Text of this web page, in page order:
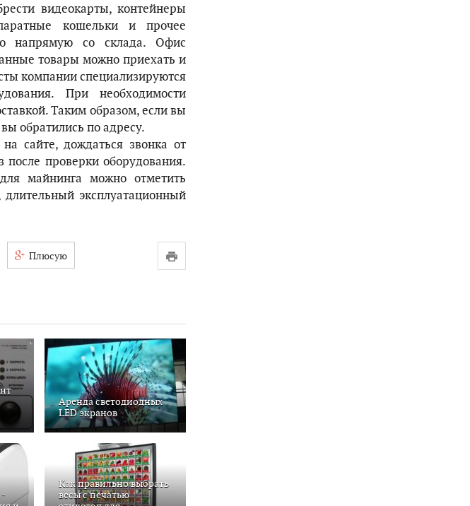
видеокарты, контейнеры
кошельки и прочее
напрямую со склада. Офис
товары можно приехать и
компании специализируются
При необходимости
Таким образом, если вы
обратились по адресу.
сайте, дождаться звонка от
после проверки оборудования.
майнинга можно отметить
длительный эксплуатационный
Плюсую
Аренда светодиодных
LED экранов
-
Как правильно выбрать
весы с печатью